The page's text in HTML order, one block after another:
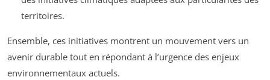
territoires.
Ensemble, ces initiatives montrent un mouvement vers un
avenir durable tout en répondant à l’urgence des enjeux
environnementaux actuels.